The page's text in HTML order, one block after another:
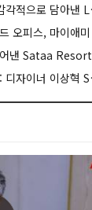
Bistro Yunnan Restaurant
, 마이애미 830 Brickell
Sataa Resort Nan
상혁 SANGHYEOK LEE